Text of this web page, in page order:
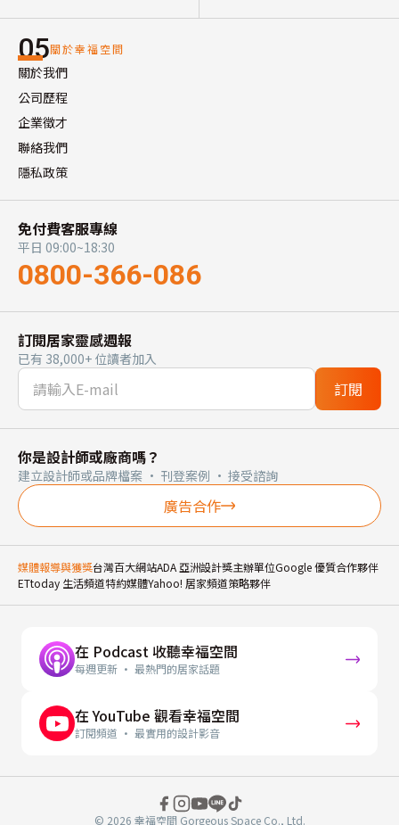
05關於幸福空間
關於我們
公司歷程
企業徵才
聯絡我們
隱私政策
免付費客服專線
平日 09:00~18:30
0800-366-086
訂閱居家靈感週報
已有 38,000+ 位讀者加入
訂閱
你是設計師或廠商嗎？
建立設計師或品牌檔案 · 刊登案例 · 接受諮詢
廣告合作
媒體報導與獲獎台灣百大網站ADA 亞洲設計獎主辦單位Google 優質合作夥伴
ETtoday 生活頻道特約媒體Yahoo! 居家頻道策略夥伴
在 Podcast 收聽幸福空間
每週更新 · 最熱門的居家話題
在 YouTube 觀看幸福空間
訂閱頻道 · 最實用的設計影音
© 2026 幸福空間 Gorgeous Space Co., Ltd.